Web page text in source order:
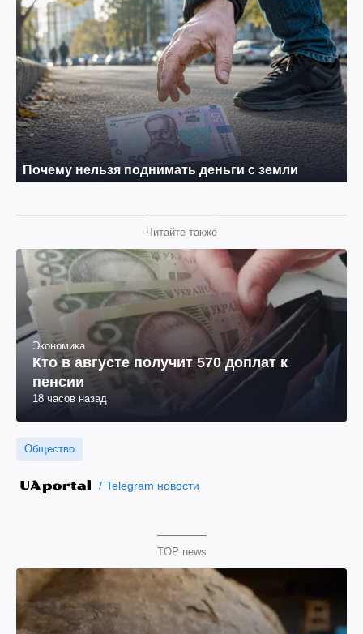
Читайте также
Экономика
Кто в августе получит 570 доплат к
пенсии
18 часов назад
Общество
Telegram новости
TOP news